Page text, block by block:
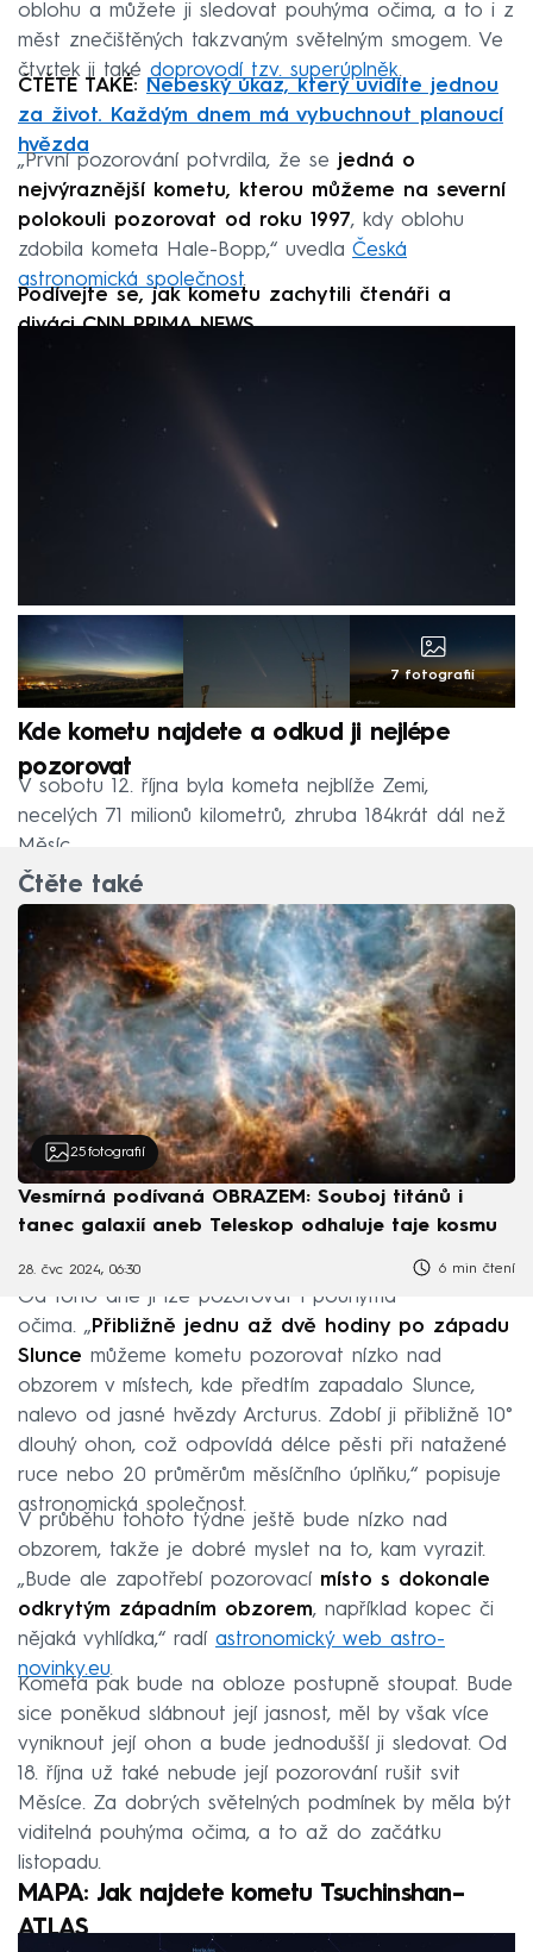
oblohu a můžete ji sledovat pouhýma očima, a to i z
měst znečištěných takzvaným světelným smogem. Ve
čtvrtek ji také doprovodí tzv. superúplněk.
ČTĚTE TAKÉ:
Nebeský úkaz, který uvidíte jednou
za život. Každým dnem má vybuchnout planoucí
hvězda
„První pozorování potvrdila, že se jedná o
nejvýraznější kometu, kterou můžeme na severní
polokouli pozorovat od roku 1997, kdy oblohu
zdobila kometa Hale-Bopp,“ uvedla Česká
astronomická společnost.
Podívejte se, jak kometu zachytili čtenáři a
diváci CNN PRIMA NEWS
7 fotografií
Kde kometu najdete a odkud ji nejlépe
pozorovat
V sobotu 12. října byla kometa nejblíže Zemi,
necelých 71 milionů kilometrů, zhruba 184krát dál než
Měsíc.
Čtěte také
25 fotografií
Vesmírná podívaná OBRAZEM: Souboj titánů i
tanec galaxií aneb Teleskop odhaluje taje kosmu
28. čvc 2024, 06:30 6 min čtení
Od toho dne ji lze pozorovat i pouhýma
očima. „ Přibližně jednu až dvě hodiny po západu
Slunce můžeme kometu pozorovat nízko nad
obzorem v místech, kde předtím zapadalo Slunce,
nalevo od jasné hvězdy Arcturus. Zdobí ji přibližně 10°
dlouhý ohon, což odpovídá délce pěsti při natažené
ruce nebo 20 průměrům měsíčního úplňku,“ popisuje
astronomická společnost.
V průběhu tohoto týdne ještě bude nízko nad
obzorem, takže je dobré myslet na to, kam vyrazit.
„Bude ale zapotřebí pozorovací místo s dokonale
odkrytým západním obzorem, například kopec či
nějaká vyhlídka,“ radí astronomický web astro-
novinky.eu.
Kometa pak bude na obloze postupně stoupat. Bude
sice poněkud slábnout její jasnost, měl by však více
vyniknout její ohon a bude jednodušší ji sledovat. Od
18. října už také nebude její pozorování rušit svit
Měsíce. Za dobrých světelných podmínek by měla být
viditelná pouhýma očima, a to až do začátku
listopadu.
MAPA: Jak najdete kometu Tsuchinshan–
ATLAS